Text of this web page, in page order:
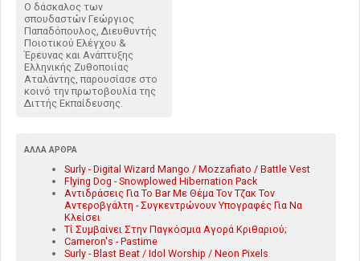
Ο δάσκαλος των
σπουδαστών Γεώργιος
Παπαδόπουλος, Διευθυντής
Ποιοτικού Ελέγχου &
Έρευνας και Ανάπτυξης
Ελληνικής Ζυθοποιίας
Αταλάντης, παρουσίασε στο
κοινό την πρωτοβουλία της
Διττής Εκπαίδευσης.
ΆΛΛΑ ΆΡΘΡΑ
Surly - Digital Wizard Mango / Mozzafiato / Battle Vest
Flying Dog - Snowplowed Hibernation Pack
Αντιδράσεις Για Το Bar Με Θέμα Τον Τζακ Τον
Αντεροβγάλτη - Συγκεντρώνουν Υπογραφές Για Να
Κλείσει
Τί Συμβαίνει Στην Παγκόσμια Αγορά Κριθαριού;
Cameron's - Pastime
Surly - Blast Beat / Idol Worship / Neon Pixels